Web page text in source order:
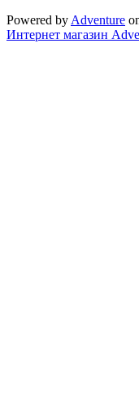
Powered by Adventure
Интернет магазин